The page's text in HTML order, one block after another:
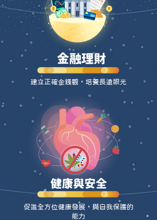
金融理財
建立正確金錢觀，培養長遠眼光
​健康與安全
促進全方位健康發展，與自我保護的
能力